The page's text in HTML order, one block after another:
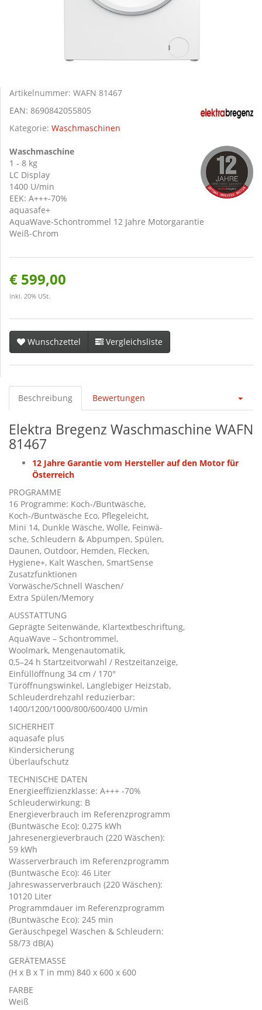
Artikelnummer: WAFN 81467
EAN: 8690842055805
Kategorie: Waschmaschinen
Waschmaschine
1 - 8 kg
LC Display
1400 U/min
EEK: A+++-70%
aquasafe+
AquaWave-Schontrommel 12 Jahre Motorgarantie
Weiß-Chrom
€ 599,00
inkl. 20% USt.
Wunschzettel Vergleichsliste
Beschreibung Bewertungen
Elektra Bregenz Waschmaschine WAFN
81467
12 Jahre Garantie vom Hersteller auf den Motor für
Österreich
PROGRAMME
16 Programme: Koch-/Buntwäsche,
Koch-/Buntwäsche Eco, Pflegeleicht,
Mini 14, Dunkle Wäsche, Wolle, Feinwä-
sche, Schleudern & Abpumpen, Spülen,
Daunen, Outdoor, Hemden, Flecken,
Hygiene+, Kalt Waschen, SmartSense
Zusatzfunktionen
Vorwäsche/Schnell Waschen/
Extra Spülen/Memory
AUSSTATTUNG
Geprägte Seitenwände, Klartextbeschriftung,
AquaWave – Schontrommel,
Woolmark, Mengenautomatik,
0,5–24 h Startzeitvorwahl / Restzeitanzeige,
Einfüllöffnung 34 cm / 170°
Türöffnungswinkel, Langlebiger Heizstab,
Schleuderdrehzahl reduzierbar:
1400/1200/1000/800/600/400 U/min
SICHERHEIT
aquasafe plus
Kindersicherung
Überlaufschutz
TECHNISCHE DATEN
Energieeffizienzklasse: A+++ -70%
Schleuderwirkung: B
Energieverbrauch im Referenzprogramm
(Buntwäsche Eco): 0,275 kWh
Jahresenergieverbrauch (220 Wäschen):
59 kWh
Wasserverbrauch im Referenzprogramm
(Buntwäsche Eco): 46 Liter
Jahreswasserverbrauch (220 Wäschen):
10120 Liter
Programmdauer im Referenzprogramm
(Buntwäsche Eco): 245 min
Geräuschpegel Waschen & Schleudern:
58/73 dB(A)
GERÄTEMASSE
(H x B x T in mm) 840 x 600 x 600
FARBE
Weiß